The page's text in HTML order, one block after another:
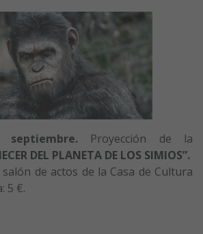
septiembre. Proyección de la
DEL PLANETA DE LOS SIMIOS”.
de actos de la Casa de Cultura
5 €.